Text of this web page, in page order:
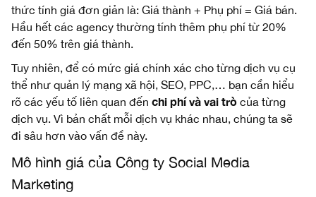
thức tính giá đơn giản là: Giá thành + Phụ phí = Giá bán.
Hầu hết các agency thường tính thêm phụ phí từ 20%
đến 50% trên giá thành.
Tuy nhiên, để có mức giá chính xác cho từng dịch vụ cụ
thể như quản lý mạng xã hội, SEO, PPC,… bạn cần hiểu
rõ các yếu tố liên quan đến chi phí và vai trò của từng
dịch vụ. Vì bản chất mỗi dịch vụ khác nhau, chúng ta sẽ
đi sâu hơn vào vấn đề này.
Mô hình giá của Công ty Social Media
Marketing